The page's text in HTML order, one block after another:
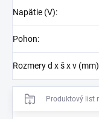
Napätie (V):
Pohon:
Rozmery d x š x v (mm)
Produktový list